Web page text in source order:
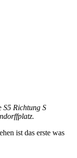
S5 Richtung S
ist das erste was